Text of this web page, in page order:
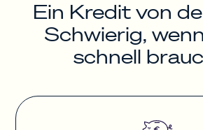
Ein Kredit von
Schwierig,
schnell